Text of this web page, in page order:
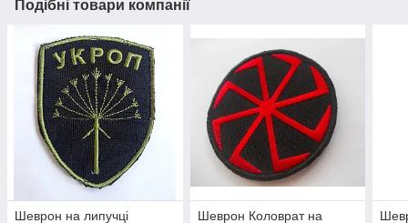
Подібні товари компанії
Шеврон на липучці
Шеврон Коловрат на